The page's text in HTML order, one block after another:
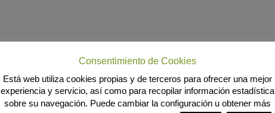
Consentimiento de Cookies
Está web utiliza cookies propias y de terceros para ofrecer una mejor
experiencia y servicio, así como para recopilar información estadística
sobre su navegación. Puede cambiar la configuración u obtener más